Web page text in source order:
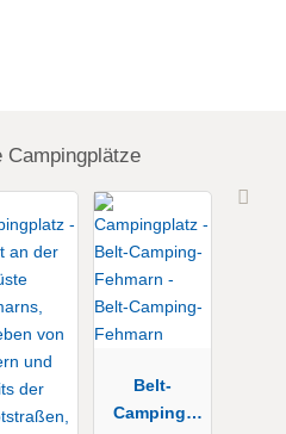
Campingplätze
Belt-
Camping-